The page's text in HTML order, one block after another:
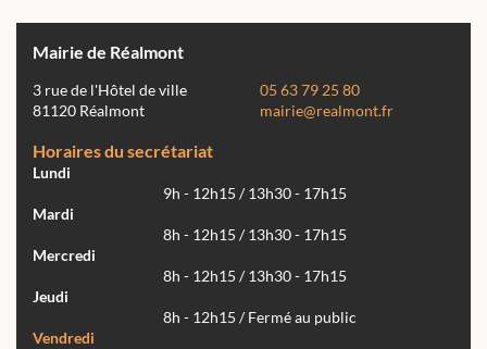
Mairie de Réalmont
3 rue de l'Hôtel de ville
81120 Réalmont
05 63 79 25 80
mairie@realmont.fr
Horaires du secrétariat
Lundi
9h - 12h15 / 13h30 - 17h15
Mardi
8h - 12h15 / 13h30 - 17h15
Mercredi
8h - 12h15 / 13h30 - 17h15
Jeudi
8h - 12h15 / Fermé au public
Vendredi